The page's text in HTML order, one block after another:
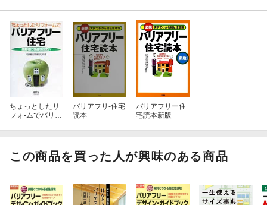
ちょっとしたリ
フォ-ムでバリア
バリアフリ-住宅
読本
バリアフリー住
宅読本新版
この商品を買った人が興味のある商品